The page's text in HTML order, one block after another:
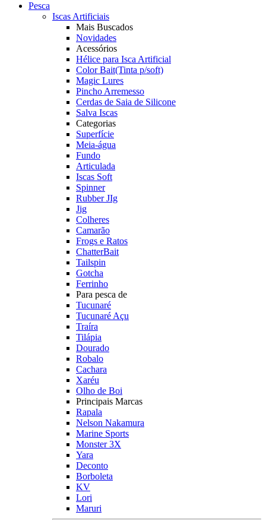
Pesca
Iscas Artificiais
Mais Buscados
Novidades
Acessórios
Hélice para Isca Artificial
Color Bait(Tinta p/soft)
Magic Lures
Pincho Arremesso
Cerdas de Saia de Silicone
Salva Iscas
Categorias
Superfície
Meia-água
Fundo
Articulada
Iscas Soft
Spinner
Rubber JIg
Jig
Colheres
Camarão
Frogs e Ratos
ChatterBait
Tailspin
Gotcha
Ferrinho
Para pesca de
Tucunaré
Tucunaré Açu
Traíra
Tilápia
Dourado
Robalo
Cachara
Xaréu
Olho de Boi
Principais Marcas
Rapala
Nelson Nakamura
Marine Sports
Monster 3X
Yara
Deconto
Borboleta
KV
Lori
Maruri